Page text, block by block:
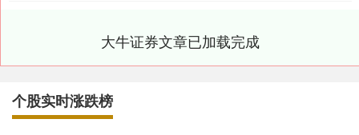
大牛证券文章已加载完成
个股实时涨跌榜